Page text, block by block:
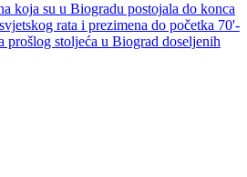
koja su u Biogradu postojala do konca
rata i prezimena do početka 70'-
prošlog stoljeća u Biograd doseljenih